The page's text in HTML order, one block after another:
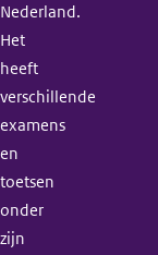
Nederland.
Het
heeft
verschillende
examens
en
toetsen
onder
zijn